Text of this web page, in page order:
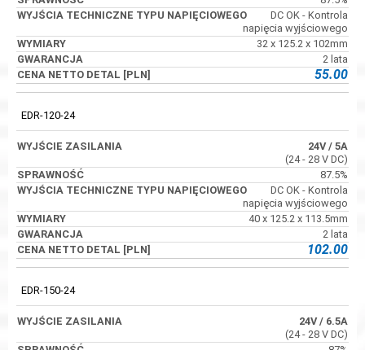
DC OK - Kontrola
napięcia wyjściowego
32 x 125.2 x 102mm
2 lata
55.00
EDR-120-24
24V/ 5A
(24 - 28 V DC)
87.5%
DC OK - Kontrola
napięcia wyjściowego
40 x 125.2 x 113.5mm
2 lata
102.00
EDR-150-24
24V/ 6.5A
(24 - 28 V DC)